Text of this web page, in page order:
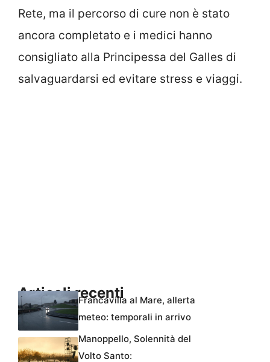
Rete, ma il percorso di cure non è stato
ancora completato e i medici hanno
consigliato alla Principessa del Galles di
salvaguardarsi ed evitare stress e viaggi.
Articoli recentiFrancavilla al Mare, allerta
meteo: temporali in arrivo
Manoppello, Solennità del
Volto Santo: